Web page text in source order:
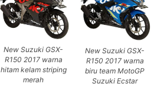
New Suzuki GSX-
R150 2017 warna
hitam kelam striping
merah
New Suzuki GSX-
R150 2017 warna
biru team MotoGP
Suzuki Ecstar